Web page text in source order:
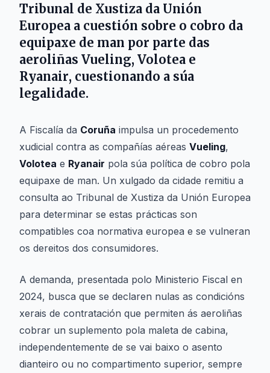
Tribunal de Xustiza da Unión
Europea a cuestión sobre o cobro da
equipaxe de man por parte das
aeroliñas Vueling, Volotea e
Ryanair, cuestionando a súa
legalidade.
A Fiscalía da Coruña impulsa un procedemento
xudicial contra as compañías aéreas Vueling,
Volotea e Ryanair pola súa política de cobro pola
equipaxe de man. Un xulgado da cidade remitiu a
consulta ao Tribunal de Xustiza da Unión Europea
para determinar se estas prácticas son
compatibles coa normativa europea e se vulneran
os dereitos dos consumidores.
A demanda, presentada polo Ministerio Fiscal en
2024, busca que se declaren nulas as condicións
xerais de contratación que permiten ás aeroliñas
cobrar un suplemento pola maleta de cabina,
independentemente de se vai baixo o asento
dianteiro ou no compartimento superior, sempre